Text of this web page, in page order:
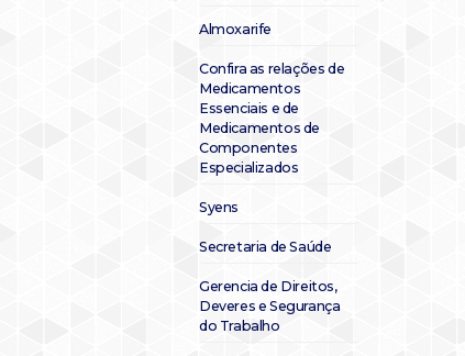
Almoxarife
Confira as relações de
Medicamentos
Essenciais e de
Medicamentos de
Componentes
Especializados
Syens
Secretaria de Saúde
Gerencia de Direitos,
Deveres e Segurança
do Trabalho